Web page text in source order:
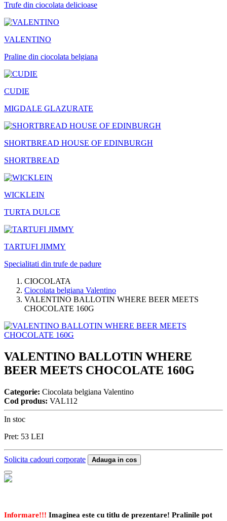
Trufe din ciocolata delicioase
VALENTINO
Praline din ciocolata belgiana
CUDIE
MIGDALE GLAZURATE
SHORTBREAD HOUSE OF EDINBURGH
SHORTBREAD
WICKLEIN
TURTA DULCE
TARTUFI JIMMY
Specialitati din trufe de padure
CIOCOLATA
Ciocolata belgiana Valentino
VALENTINO BALLOTIN WHERE BEER MEETS
CHOCOLATE 160G
VALENTINO BALLOTIN WHERE
BEER MEETS CHOCOLATE 160G
Categorie: Ciocolata belgiana Valentino
Cod produs: VAL112
In stoc
Pret: 53 LEI
Solicita cadouri corporate Adauga in cos
Informare!!! Imaginea este cu titlu de prezentare! Pralinile pot